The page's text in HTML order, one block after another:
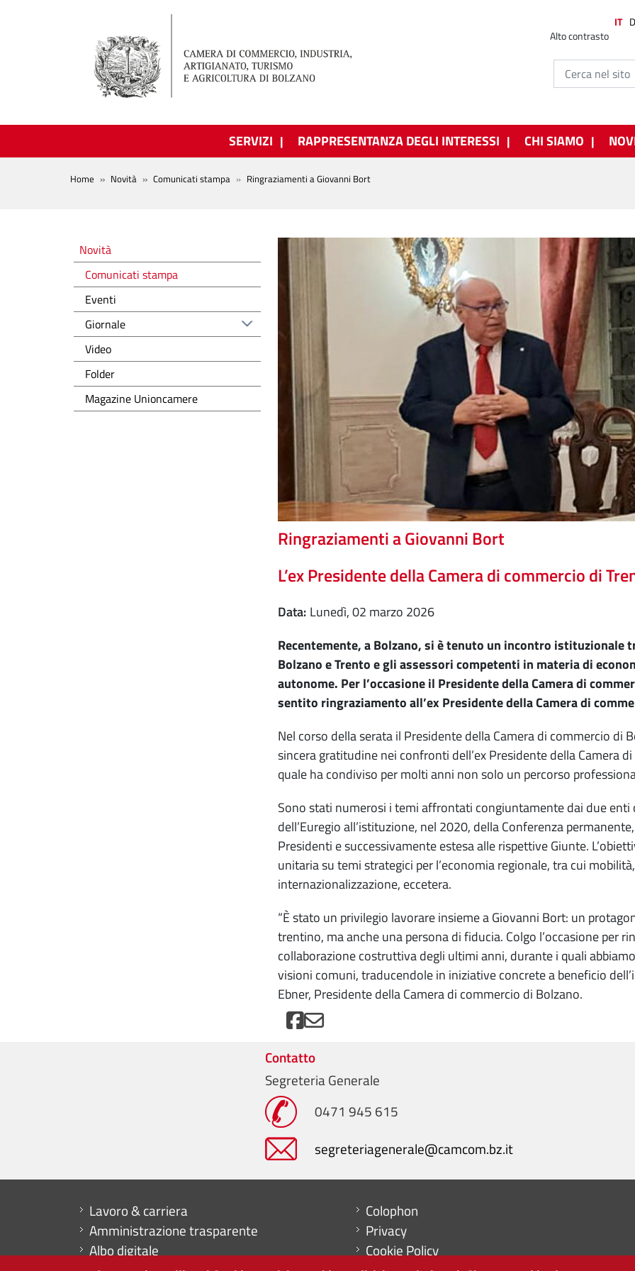
Alto contrasto
IT
SERVIZI RAPPRESENTANZA DEGLI INTERESSI CHI SIAMO
BREADCRUMB
Home Novità Comunicati stampa Ringraziamenti a Giovanni Bort
Ringraziamenti a Giovanni Bort
L’ex Presidente della Camera di commercio di
Data
lunedì, 02 marzo 2026
Recentemente, a Bolzano, si è tenuto un incontro istituzionale
Bolzano e Trento e gli assessori competenti in materia di
autonome. Per l’occasione il Presidente della Camera di
sentito ringraziamento all’ex Presidente della Camera di
Nel corso della serata il Presidente della Camera di commercio di
sincera gratitudine nei confronti dell’ex Presidente della Camera
quale ha condiviso per molti anni non solo un percorso
Sono stati numerosi i temi affrontati congiuntamente dai due enti
dell’Euregio all’istituzione, nel 2020, della Conferenza
Presidenti e successivamente estesa alle rispettive Giunte.
unitaria su temi strategici per l’economia regionale, tra cui
internazionalizzazione, eccetera.
“È stato un privilegio lavorare insieme a Giovanni Bort: un
trentino, ma anche una persona di fiducia. Colgo l’occasione per
collaborazione costruttiva degli ultimi anni, durante i quali
visioni comuni, traducendole in iniziative concrete a beneficio
Ebner, Presidente della Camera di commercio di Bolzano.
Novità
Novità
Comunicati stampa
Eventi
Giornale
Video
Folder
Magazine Unioncamere
Contatto
Segreteria Generale
0471 945 615
segreteriagenerale@camcom.bz.it
Mini menu di servizio
Lavoro & carriera
Amministrazione trasparente
Albo digitale
Menu footer
Colophon
Privacy
Cookie Policy